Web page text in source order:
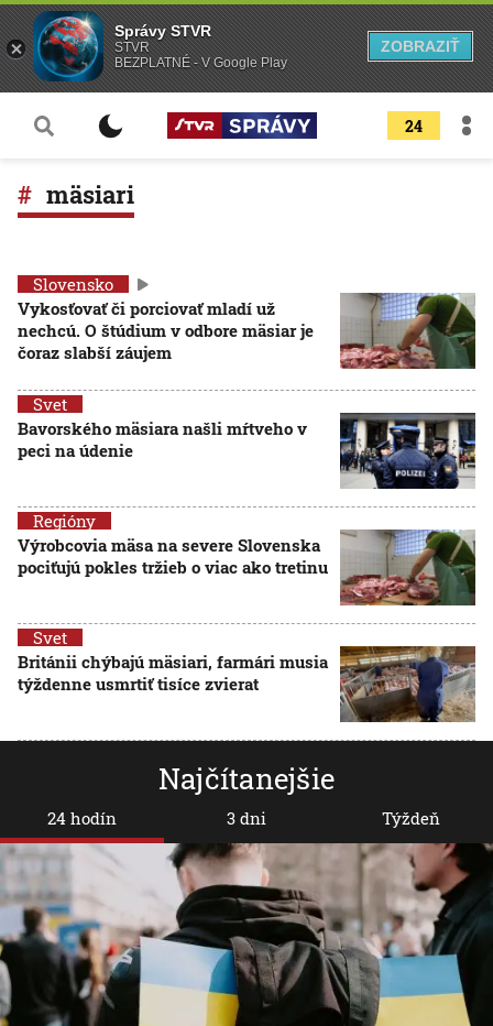
24
mäsiari
Slovensko
Vykosťovať či porciovať mladí už
nechcú. O štúdium v odbore mäsiar je
čoraz slabší záujem
Svet
Bavorského mäsiara našli mŕtveho v
peci na údenie
Regióny
Výrobcovia mäsa na severe Slovenska
pociťujú pokles tržieb o viac ako tretinu
Svet
Británii chýbajú mäsiari, farmári musia
týždenne usmrtiť tisíce zvierat
Najčítanejšie
24 hodín 3 dni Týždeň
Správy STVR
STVR
BEZPLATNÉ - V Google Play
ZOBRAZIŤ